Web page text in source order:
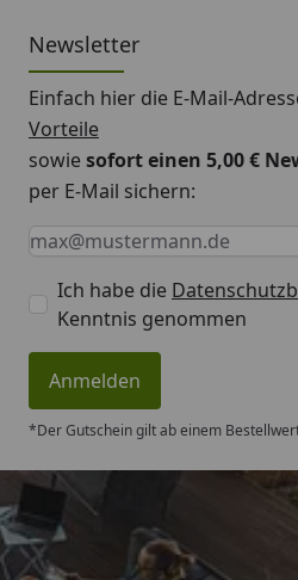
Newsletter
Einfach hier die E-Mail-
Vorteile
sowiesofort einen 5,00 €
per E-Mail sichern:
Keine Eingabe erforderlich
Eingabe erforderlich
E-Mail *
Ich habe die
Kenntnis genommen
Anmelden
*Der Gutschein gilt ab einem
Trusted